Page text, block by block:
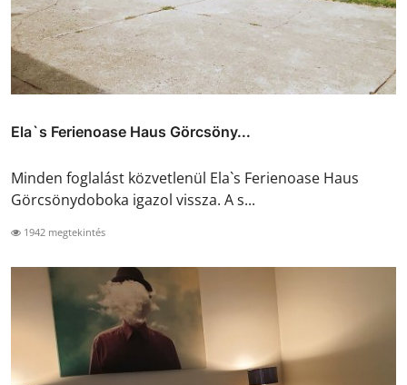
Ela`s Ferienoase Haus Görcsöny...
Minden foglalást közvetlenül Ela`s Ferienoase Haus
Görcsönydoboka igazol vissza. A s...
1942 megtekintés